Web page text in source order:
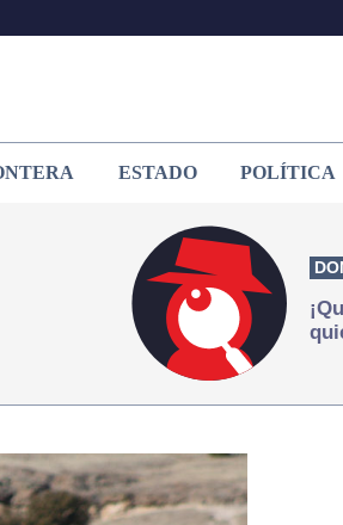
ESTADO POLÍTICA